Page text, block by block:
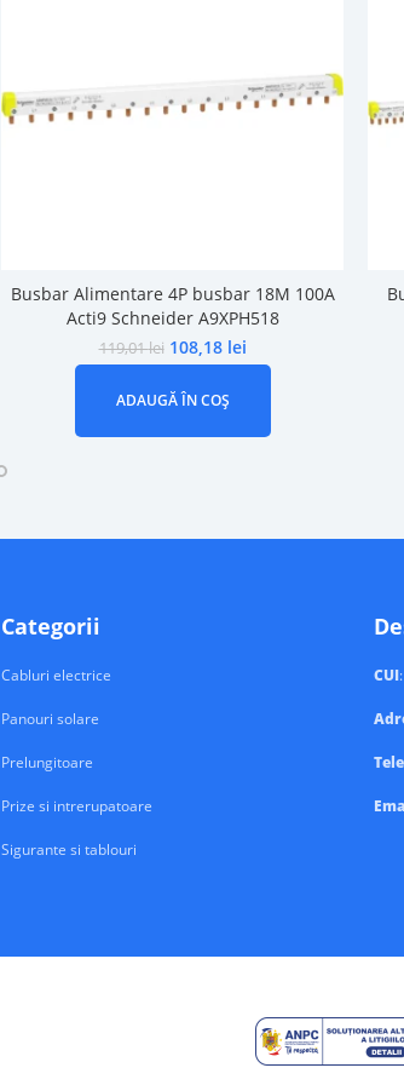
Busbar Alimentare 4P busbar 18M 100A
Acti9 Schneider A9XPH518
119,01lei 108,18 lei
ADAUGĂ ÎN COȘ
Categorii
Cabluri electrice
Panouri solare
Prelungitoare
Prize si intrerupatoare
Sigurante si tablouri
CUI